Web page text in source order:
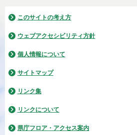
このサイトの考え方
ウェブアクセシビリティ方針
個人情報について
サイトマップ
リンク集
リンクについて
県庁フロア・アクセス案内